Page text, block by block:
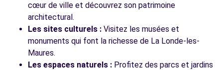
cœur de ville et découvrez son patrimoine
architectural.
Les sites culturels : Visitez les musées et
monuments qui font la richesse de La Londe-les-
Maures.
Les espaces naturels : Profitez des parcs et jardins